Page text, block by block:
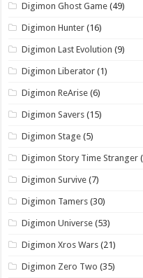
Digimon Ghost Game (49)
Digimon Hunter (16)
Digimon Last Evolution (9)
Digimon Liberator (1)
Digimon ReArise (6)
Digimon Savers (15)
Digimon Stage (5)
Digimon Story Time Stranger
Digimon Survive (7)
Digimon Tamers (30)
Digimon Universe (53)
Digimon Xros Wars (21)
Digimon Zero Two (35)